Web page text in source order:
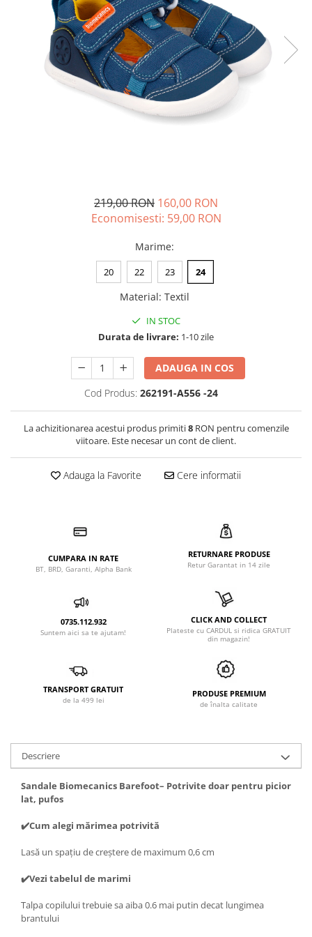
219,00 RON 160,00 RON
Economisesti: 59,00 RON
Marime:
20 22 23 24
Material: Textil
IN STOC
Durata de livrare: 1-10 zile
ADAUGA IN COS
Cod Produs: 262191-A556 -24
La achizitionarea acestui produs primiti8RON pentru comenzile
viitoare. Este necesar un cont de client.
Adauga la Favorite Cere informatii
CUMPARA IN RATE
BT, BRD, Garanti, Alpha Bank
RETURNARE PRODUSE
Retur Garantat in 14 zile
0735.112.932
Suntem aici sa te ajutam!
CLICK AND COLLECT
Plateste cu CARDUL si ridica GRATUIT
din magazin!
TRANSPORT GRATUIT
de la 499 lei
PRODUSE PREMIUM
de înalta calitate
Descriere
Sandale Biomecanics Barefoot– Potrivite doar pentru picior
lat, pufos
✔️Cum alegi mărimea potrivită
Lasă un spațiu de creștere de maximum 0,6 cm
✔️Vezi tabelul de marimi
Talpa copilului trebuie sa aiba 0.6 mai putin decat lungimea
brantului